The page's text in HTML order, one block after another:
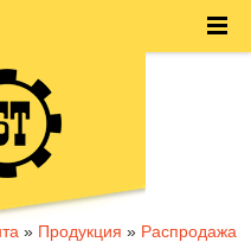
» Продукция » Распродажа